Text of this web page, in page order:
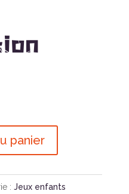
panier
: Jeux enfants